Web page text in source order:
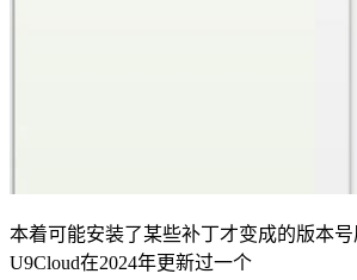
本着可能安装了某些补丁才变成的版本
U9Cloud在2024年更新过一个